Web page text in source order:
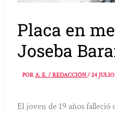
Placa en
Joseba
PORA. E. / REDACCIÓN/24
El joven de 19 años falleció